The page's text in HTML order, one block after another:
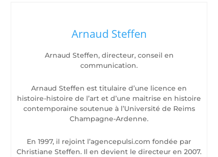
Arnaud Steffen
Arnaud Steffen, directeur, conseil en
communication.
Arnaud Steffen est titulaire d’une licence en
histoire-histoire de l’art et d’une maitrise en histoire
contemporaine soutenue à l’Université de Reims
Champagne-Ardenne.
En 1997, il rejoint l’agencepulsi.com fondée par
Christiane Steffen. Il en devient le directeur en 2007.